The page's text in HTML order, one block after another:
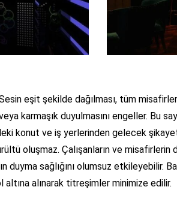
eşit şekilde dağılması, tüm
karmaşık duyulmasını engeller. Bu
konut ve iş yerlerinden gelecek
oluşmaz. Çalışanların ve
duyma sağlığını olumsuz etkileyebilir.
alınarak titreşimler minimize edilir.